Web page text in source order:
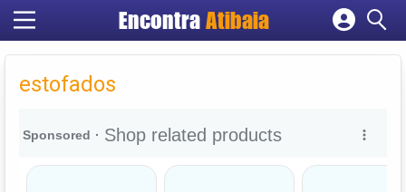
Encontra Atibaia
Cadastrar empresa
estofados